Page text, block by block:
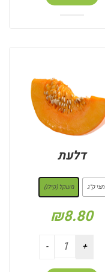
דלעת
חצי ק"ג משקל (קילו)
₪8.80